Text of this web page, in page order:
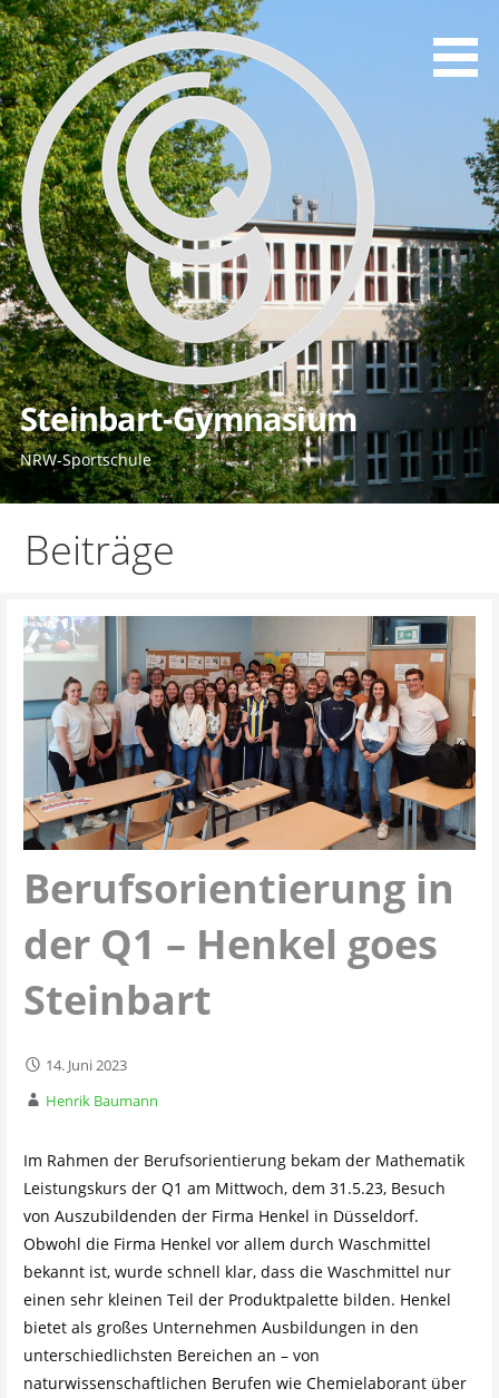
Zum
Inhalt
springen
Steinbart-Gymnasium
NRW-Sportschule
Beiträge
Berufsorientierung in
der Q1 – Henkel goes
Steinbart
14. Juni 2023
Henrik Baumann
Im Rahmen der Berufsorientierung bekam der Mathematik
Leistungskurs der Q1 am Mittwoch, dem 31.5.23, Besuch
von Auszubildenden der Firma Henkel in Düsseldorf.
Obwohl die Firma Henkel vor allem durch Waschmittel
bekannt ist, wurde schnell klar, dass die Waschmittel nur
einen sehr kleinen Teil der Produktpalette bilden. Henkel
bietet als großes Unternehmen Ausbildungen in den
unterschiedlichsten Bereichen an – von
naturwissenschaftlichen Berufen wie Chemielaborant über